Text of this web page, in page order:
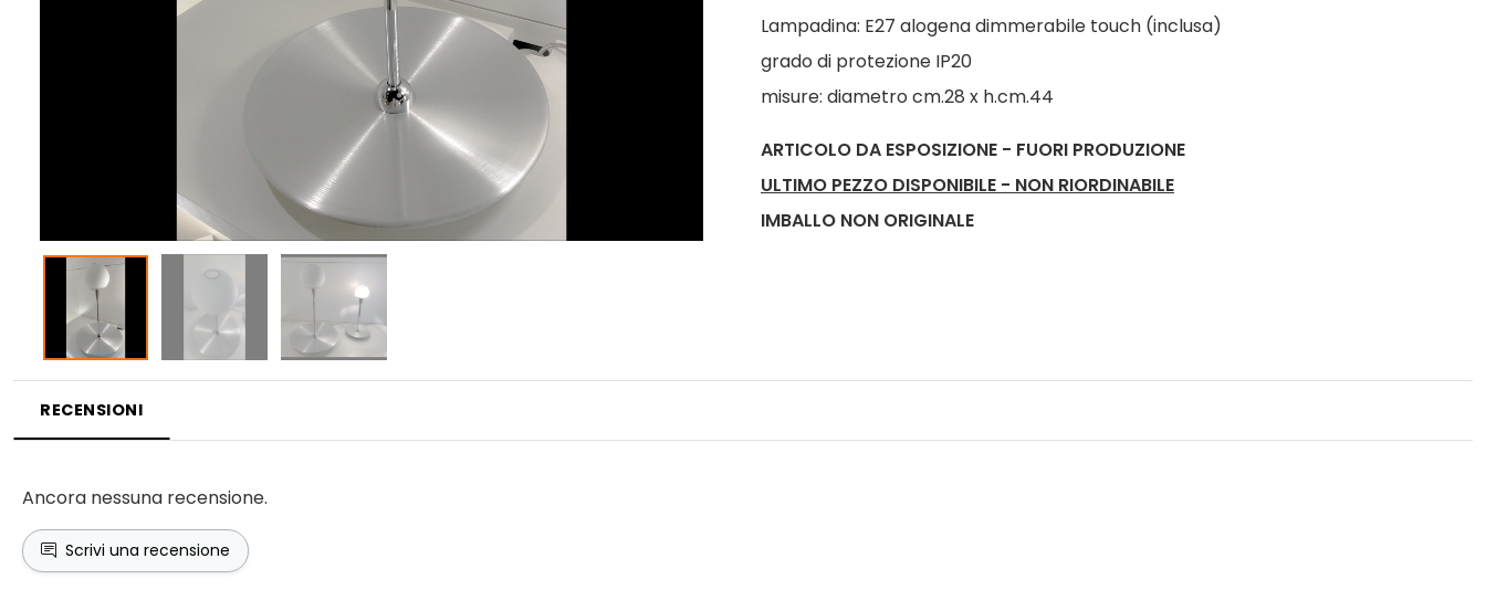
Lampadina: E27 alogena dimmerabile touch (inclusa)
grado di protezione IP20
misure: diametro cm.28 x h.cm.44
ARTICOLO DA ESPOSIZIONE - FUORI PRODUZIONE
ULTIMO PEZZO DISPONIBILE - NON RIORDINABILE
IMBALLO NON ORIGINALE
RECENSIONI
Ancora nessuna recensione.
Scrivi una recensione